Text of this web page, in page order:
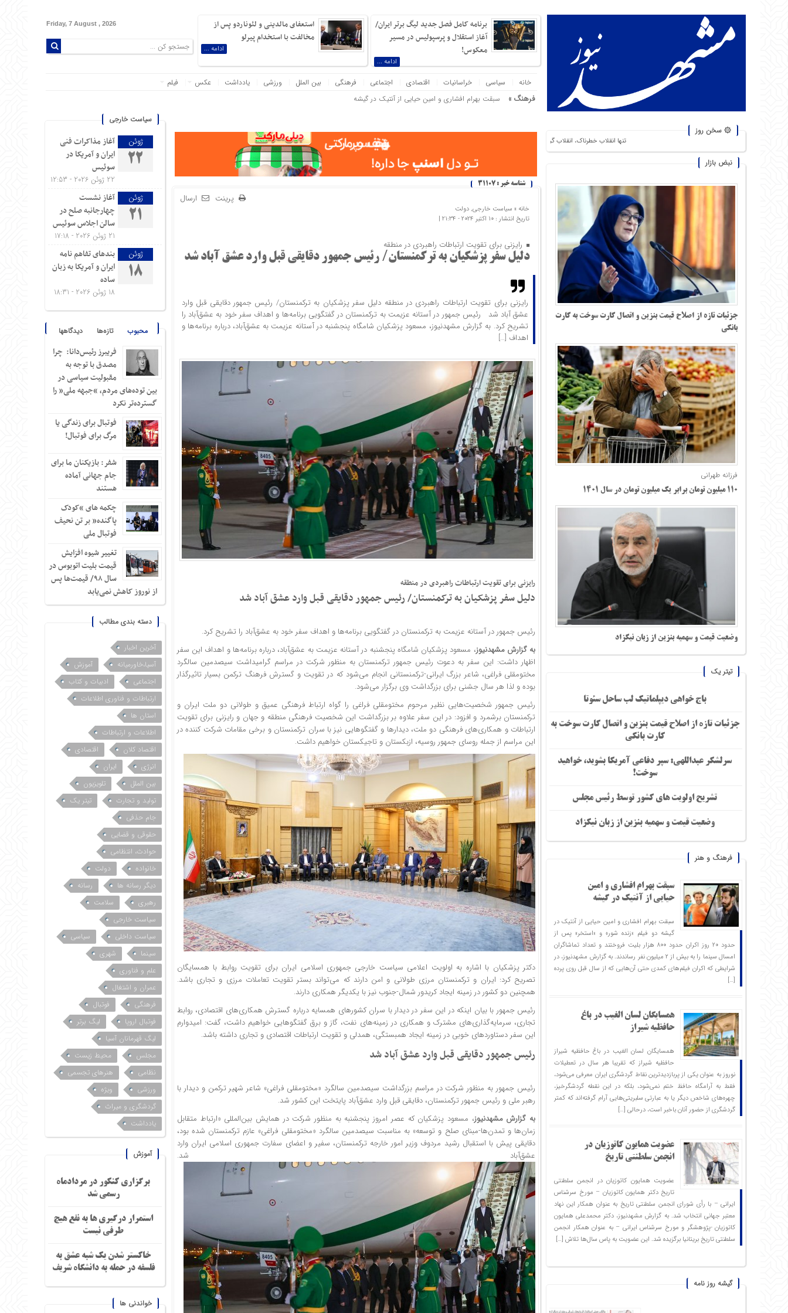
۞ سخن روز
تنها انقلاب خطرناک، انقلاب گرسنگان است. من از شورشهایی که دلیل آن بی‌نانی باشد، بیش از نبرد با یک ارتش دویست‌هزارنفری بیم دارم! ناپلئون بناپارت
نبض بازار
جزئیات تازه از اصلاح قیمت بنزین و اتصال کارت سوخت به کارت
بانکی
فرزانه طهرانی
۱۱۰ میلیون تومان برابر یک میلیون تومان در سال ۱۴۰۱
وضعیت قیمت و سهمیه بنزین از زبان نیکزاد
تیتر یک
باج خواهی دیپلماتیک لب ساحل سئوتا
جزئیات تازه از اصلاح قیمت بنزین و اتصال کارت سوخت به
کارت بانکی
سرلشکر عبداللهی: سپر دفاعی آمریکا بشوید، خواهید
سوخت!
تشریح اولویت های کشور توسط رئیس مجلس
وضعیت قیمت و سهمیه بنزین از زبان نیکزاد
فرهنگ و هنر
سبقت بهرام افشاری و امین
حیایی از آنتیک در گیشه
سبقت بهرام افشاری و امین حیایی از آنتیک در
گیشه دو فیلم «زنده شور» و «استخر» پس از
حدود ۲۰ روز اکران حدود ۸۰۰ هزار بلیت فروختند و تعداد تماشاگران
امسال سینما را به بیش از ۲ میلیون نفر رساندند. به گزارش مشهدنیوز، در
شرایطی که اکران فیلم‌های کمدی حتی آن‌هایی که از سال قبل روی پرده
[…]
همسایگان لسان الغیب در باغ
حافظیه شیراز
همسایگان لسان الغیب در باغ حافظیه شیراز
حافظیه‌ شیراز که تقریبا هر سال در تعطیلات
نوروز به عنوان یکی از پربازدیدترین نقاط گردشگری ایران معرفی می‌شود،
فقط به آرامگاه حافظ ختم نمی‌شود، بلکه در این نقطه گردشگرخیز،
چهره‌های شاخص دیگر یا به عبارتی سلبریتی‌هایی آرام گرفته‌اند که کمتر
گردشگری از حضور آنان باخبر است، درحالی […]
عضویت همایون کاتوزیان در
انجمن سلطنتی تاریخ
عضویت همایون کاتوزیان در انجمن سلطنتی
تاریخ دکتر همایون کاتوزیان – مورخ سرشناس
ایرانی – با رأی شورای انجمن سلطنتی تاریخ به عنوان همکار این نهاد
معتبر جهانی انتخاب شد. به گزارش مشهدنیوز، دکتر محمدعلی همایون
کاتوزیان -پژوهشگر و مورخ سرشناس ایرانی – به عنوان همکار انجمن
سلطنتی تاریخ بریتانیا برگزیده شد. این عضویت به پاس سال‌ها تلاش […]
گیشه روز نامه
برنامه کامل فصل جدید لیگ برتر ایران/
آغاز استقلال و پرسپولیس در مسیر
معکوس!
ادامه ...
استعفای مالدینی و لئوناردو پس از
مخالفت با استخدام پیرلو
ادامه ...
Friday, 7 August , 2026
خانه سیاسی خراسانیات اقتصادی اجتماعی فرهنگی بین الملل ورزشی یادداشت عکس فیلم
فرهنگ » همسایگان لسان الغیب در باغ حافظیه شیراز
شناسه خبر : 31107
ارسال پرینت
خانه » سیاست خارجی, دولت
تاریخ انتشار : 10 اکتبر 2024 - 21:34 |
رایزنی برای تقویت ارتباطات راهبردی در منطقه
دلیل سفر پزشکیان به ترکمنستان/ رئیس جمهور دقایقی قبل وارد عشق آباد شد
رایزنی برای تقویت ارتباطات راهبردی در منطقه دلیل سفر پزشکیان به ترکمنستان/ رئیس جمهور دقایقی قبل وارد
عشق آباد شد رئیس جمهور در آستانه عزیمت به ترکمنستان در گفتگویی برنامه‌ها و اهداف سفر خود به عشق‌آباد را
تشریح کرد. به گزارش مشهدنیوز، مسعود پزشکیان شامگاه پنجشنبه در آستانه عزیمت به عشق‌آباد، درباره برنامه‌ها و
اهداف […]
رایزنی برای تقویت ارتباطات راهبردی در منطقه
دلیل سفر پزشکیان به ترکمنستان/ رئیس جمهور دقایقی قبل وارد عشق آباد شد
رئیس جمهور در آستانه عزیمت به ترکمنستان در گفتگویی برنامه‌ها و اهداف سفر خود به عشق‌آباد را تشریح کرد.
به گزارشمشهدنیوز، مسعود پزشکیان شامگاه پنجشنبه در آستانه عزیمت به عشق‌آباد، درباره برنامه‌ها و اهداف این سفر
اظهار داشت: این سفر به دعوت رئیس جمهور ترکمنستان به منظور شرکت در مراسم گرامیداشت سیصدمین سالگرد
مختومقلی فراغی، شاعر بزرگ ایرانی-ترکمنستانی انجام می‌شود که در تقویت و گسترش فرهنگ ترکمن بسیار تاثیرگذار
بوده و لذا هر سال جشنی برای بزرگداشت وی برگزار می‌شود.
رئیس جمهور شخصیت‌هایی نظیر مرحوم مختومقلی فراغی را گواه ارتباط فرهنگی عمیق و طولانی دو ملت ایران و
ترکمنستان برشمرد و افزود: در این سفر علاوه بر بزرگداشت این شخصیت فرهنگی منطقه و جهان و رایزنی برای تقویت
ارتباطات و همکاری‌های فرهنگی دو ملت، دیدارها و گفتگوهایی نیز با سران ترکمنستان و برخی مقامات شرکت کننده در
این مراسم از جمله روسای جمهور روسیه، ازبکستان و تاجیکستان خواهیم داشت.
دکتر پزشکیان با اشاره به اولویت اعلامی سیاست خارجی جمهوری اسلامی ایران برای تقویت روابط با همسایگان
تصریح کرد: ایران و ترکمنستان مرزی طولانی و امن دارند که می‌تواند بستر تقویت تعاملات مرزی و تجاری باشد.
همچنین دو کشور در زمینه ایجاد کریدور شمال-جنوب نیز با یکدیگر همکاری دارند.
رئیس جمهور با بیان اینکه در این سفر در دیدار با سران کشورهای همسایه درباره گسترش همکاری‌های اقتصادی، روابط
تجاری، سرمایه‌گذاری‌های مشترک و همکاری در زمینه‌های نفت، گاز و برق گفتگوهایی خواهیم داشت، گفت: امیدوارم
این سفر دستاوردهای خوبی در زمینه ایجاد همبستگی، همدلی و تقویت ارتباطات اقتصادی و تجاری داشته باشد.
رئیس جمهور دقایقی قبل وارد عشق آباد شد
رئیس جمهور به منظور شرکت در مراسم بزرگداشت سیصدمین سالگرد «مختومقلی فراغی» شاعر شهیر ترکمن و دیدار با
رهبر ملی و رئیس جمهور ترکمنستان، دقایقی قبل وارد عشق‌آباد پایتخت این کشور شد‌.
به گزارشمشهدنیوز، مسعود پزشکیان که عصر امروز پنجشنبه به منظور شرکت در همایش بین‌المللی «ارتباط متقابل
زمان‌ها و تمدن‌ها-مبنای صلح و توسعه» به مناسبت سیصدمین سالگرد «مختومقلی فراغی» عازم ترکمنستان شده بود،
دقایقی پیش با استقبال رشید مردوف وزیر امور خارجه ترکمنستان، سفیر و اعضای سفارت جمهوری اسلامی ایران وارد
عشق‌آباد شد.
سیاست خارجی
ژوئن
22
آغاز مذاکرات فنی
ایران و آمریکا در
سوئیس
22 ژوئن 2026 - 12:53
ژوئن
21
آغاز نشست
چهارجانبه صلح در
سالن اجلاس سوئیس
21 ژوئن 2026 - 17:18
ژوئن
18
بندهای تفاهم نامه
ایران و آمریکا به زبان
ساده
18 ژوئن 2026 - 18:31
محبوب تازه‌ها دیدگاهها
فریبرز رئیس‌دانا: چرا
مصدق با توجه به
مقبولیت سیاسی در
بین توده‌های مردم، “جبهه ملی” را
گسترده‌تر نکرد
فوتبال برای زندگی یا
مرگ برای فوتبال!
شفر: بازیکنان ما برای
جام جهانی آماده
هستند
چکمه های “کودک
پاگنده” بر تن نحیف
فوتبال ملی
تغییر شیوه افزایش
قیمت بلیت اتوبوس در
سال ۹۸/ قیمت‌ها پس
از نوروز کاهش نمی‌یابد
دسته بندی مطالب
آخرین اخبار
آسیا،خاورمیانه
آموزش
اجتماعی
ادبیات و کتاب
ارتباطات و فناوری اطلاعات
استان ها
اطلاعات و ارتباطات
اقتصاد کلان
اقتصادی
انرژی
ایران
بین الملل
تلویزیون
تولید و تجارت
تیتر یک
جام حذفی
حقوقی و قضایی
حوادث، انتظامی
خانواده
دولت
دیگر رسانه ها
رسانه
رهبری
سلامت
سیاست خارجی
سیاست داخلی
سیاسی
سینما
شهری
علم و فناوری
عمران و اشتغال
فرهنگی
فوتبال
فوتبال اروپا
لیگ برتر
لیگ قهرمانان آسیا
مجلس
محیط زیست
نظامی
هنرهای تجسمی
ورزشی
ویژه
گردشگری و میراث
یادداشت
آموزش
برگزاری کنکور در مردادماه
رسمی شد
استمرار درگیری ها به نفع هیچ
طرفی نیست
خاکستر شدن یک شبه عشق به
فلسفه در حمله به دانشگاه شریف
خواندنی ها